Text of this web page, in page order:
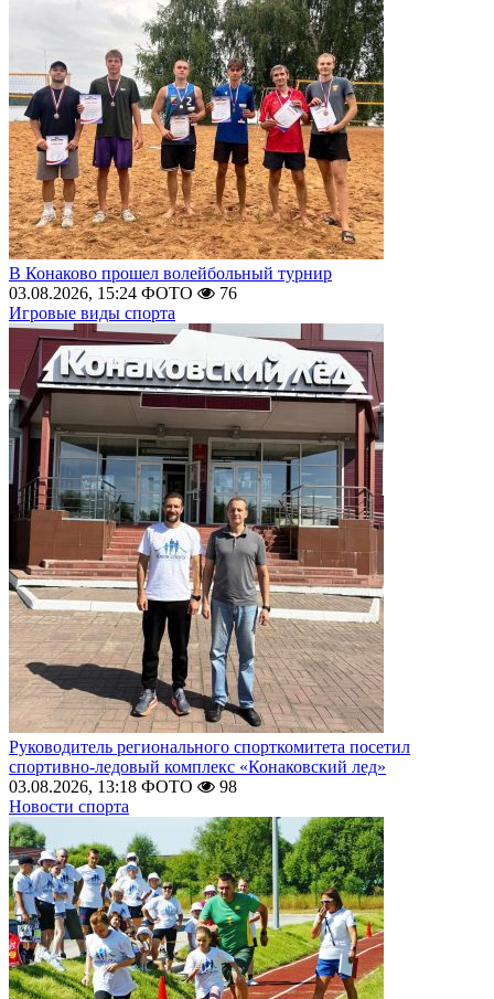
В Конаково прошел волейбольный турнир
03.08.2026, 15:24 ФОТО
76
Игровые виды спорта
Руководитель регионального спорткомитета посетил
спортивно-ледовый комплекс «Конаковский лед»
03.08.2026, 13:18 ФОТО
98
Новости спорта